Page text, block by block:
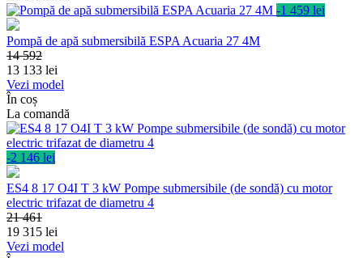
-1 459 lei
Pompă de apă submersibilă ESPA Acuaria 27 4M
14 592
13 133 lei
Vezi model
În coș
La comandă
-2 146 lei
ES4 8 17 O4I T 3 kW Pompe submersibile (de sondă) cu motor
electric trifazat de diametru 4
21 461
19 315 lei
Vezi model